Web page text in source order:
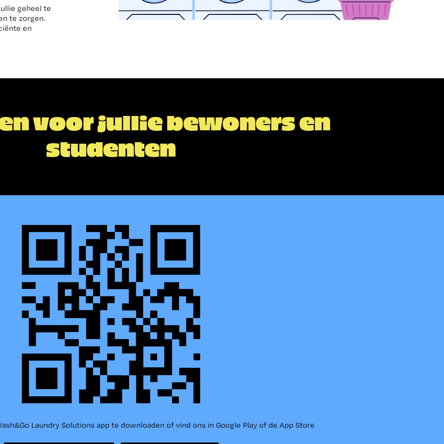
geheel te
te zorgen.
en
voor jullie bewoners en
studenten
Laundry Solutions app te downloaden of vind ons in Google Play of de App Store